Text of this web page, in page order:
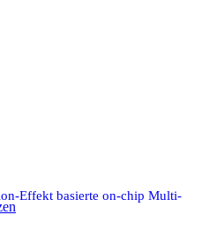
Effekt basierte on-chip Multi-